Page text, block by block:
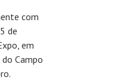
com
de
em
Campo